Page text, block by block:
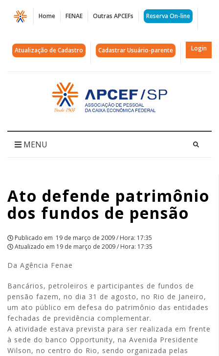
Página
Ato
defende
fundos
pensão
Home FENAE Outras APCEFs Reserva On-line
Atualização de Cadastro Cadastrar Usuário-parente Login
Acessar
página
inicial
MENU
Ato defende patrimônio
dos fundos de pensão
Publicado em 19 de março de 2009 / Hora: 17:35
Atualizado em 19 de março de 2009 / Hora: 17:35
Da Agência Fenae
Bancários, petroleiros e participantes de fundos de
pensão fazem, no dia 31 de agosto, no Rio de Janeiro,
um ato público em defesa do patrimônio das entidades
fechadas de previdência complementar.
A atividade estava prevista para ser realizada em frente
à sede do banco Opportunity, na Avenida Presidente
Wilson, no centro do Rio, sendo organizada pelas